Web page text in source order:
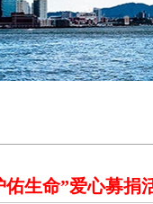
生命”爱心募捐